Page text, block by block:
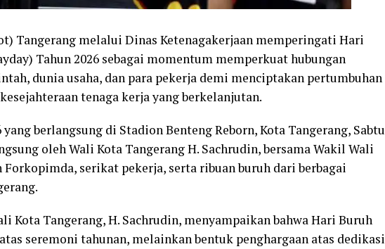
Tangerang melalui Dinas Ketenagakerjaan memperingati Hari
Tahun 2026 sebagai momentum memperkuat hubungan
dunia usaha, dan para pekerja demi menciptakan pertumbuhan
tenaga kerja yang berkelanjutan.
berlangsung di Stadion Benteng Reborn, Kota Tangerang, Sabtu
oleh Wali Kota Tangerang H. Sachrudin, bersama Wakil Wali
Forkopimda, serikat pekerja, serta ribuan buruh dari berbagai
Kota Tangerang, H. Sachrudin, menyampaikan bahwa Hari Buruh
seremoni tahunan, melainkan bentuk penghargaan atas dedikasi